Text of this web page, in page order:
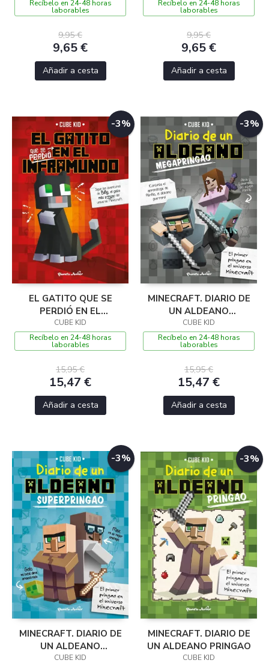
Recíbelo en 24-48 horas
laborables
9,95 €
9,65 €
Añadir a cesta
Recíbelo en 24-48 horas
laborables
9,95 €
9,65 €
Añadir a cesta
-3%
EL GATITO QUE SE
PERDIÓ EN EL
INFRAMUNDO
CUBE KID
Recíbelo en 24-48 horas
laborables
15,95 €
15,47 €
Añadir a cesta
-3%
MINECRAFT. DIARIO DE
UN ALDEANO
MEGAPRINGAO
CUBE KID
Recíbelo en 24-48 horas
laborables
15,95 €
15,47 €
Añadir a cesta
-3%
MINECRAFT. DIARIO DE
UN ALDEANO
SUPERPRINGAO
CUBE KID
-3%
MINECRAFT. DIARIO DE
UN ALDEANO PRINGAO
CUBE KID